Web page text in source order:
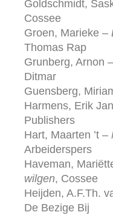
Goldschmidt,
Cossee
Groen, Marieke –
Thomas Rap
Grunberg, Arnon –
Ditmar
Guensberg,
Harmens, Erik
Publishers
Hart, Maarten ’t –
Arbeiderspers
Haveman,
wilgen, Cossee
Heijden, A.F.Th.
De Bezige Bij